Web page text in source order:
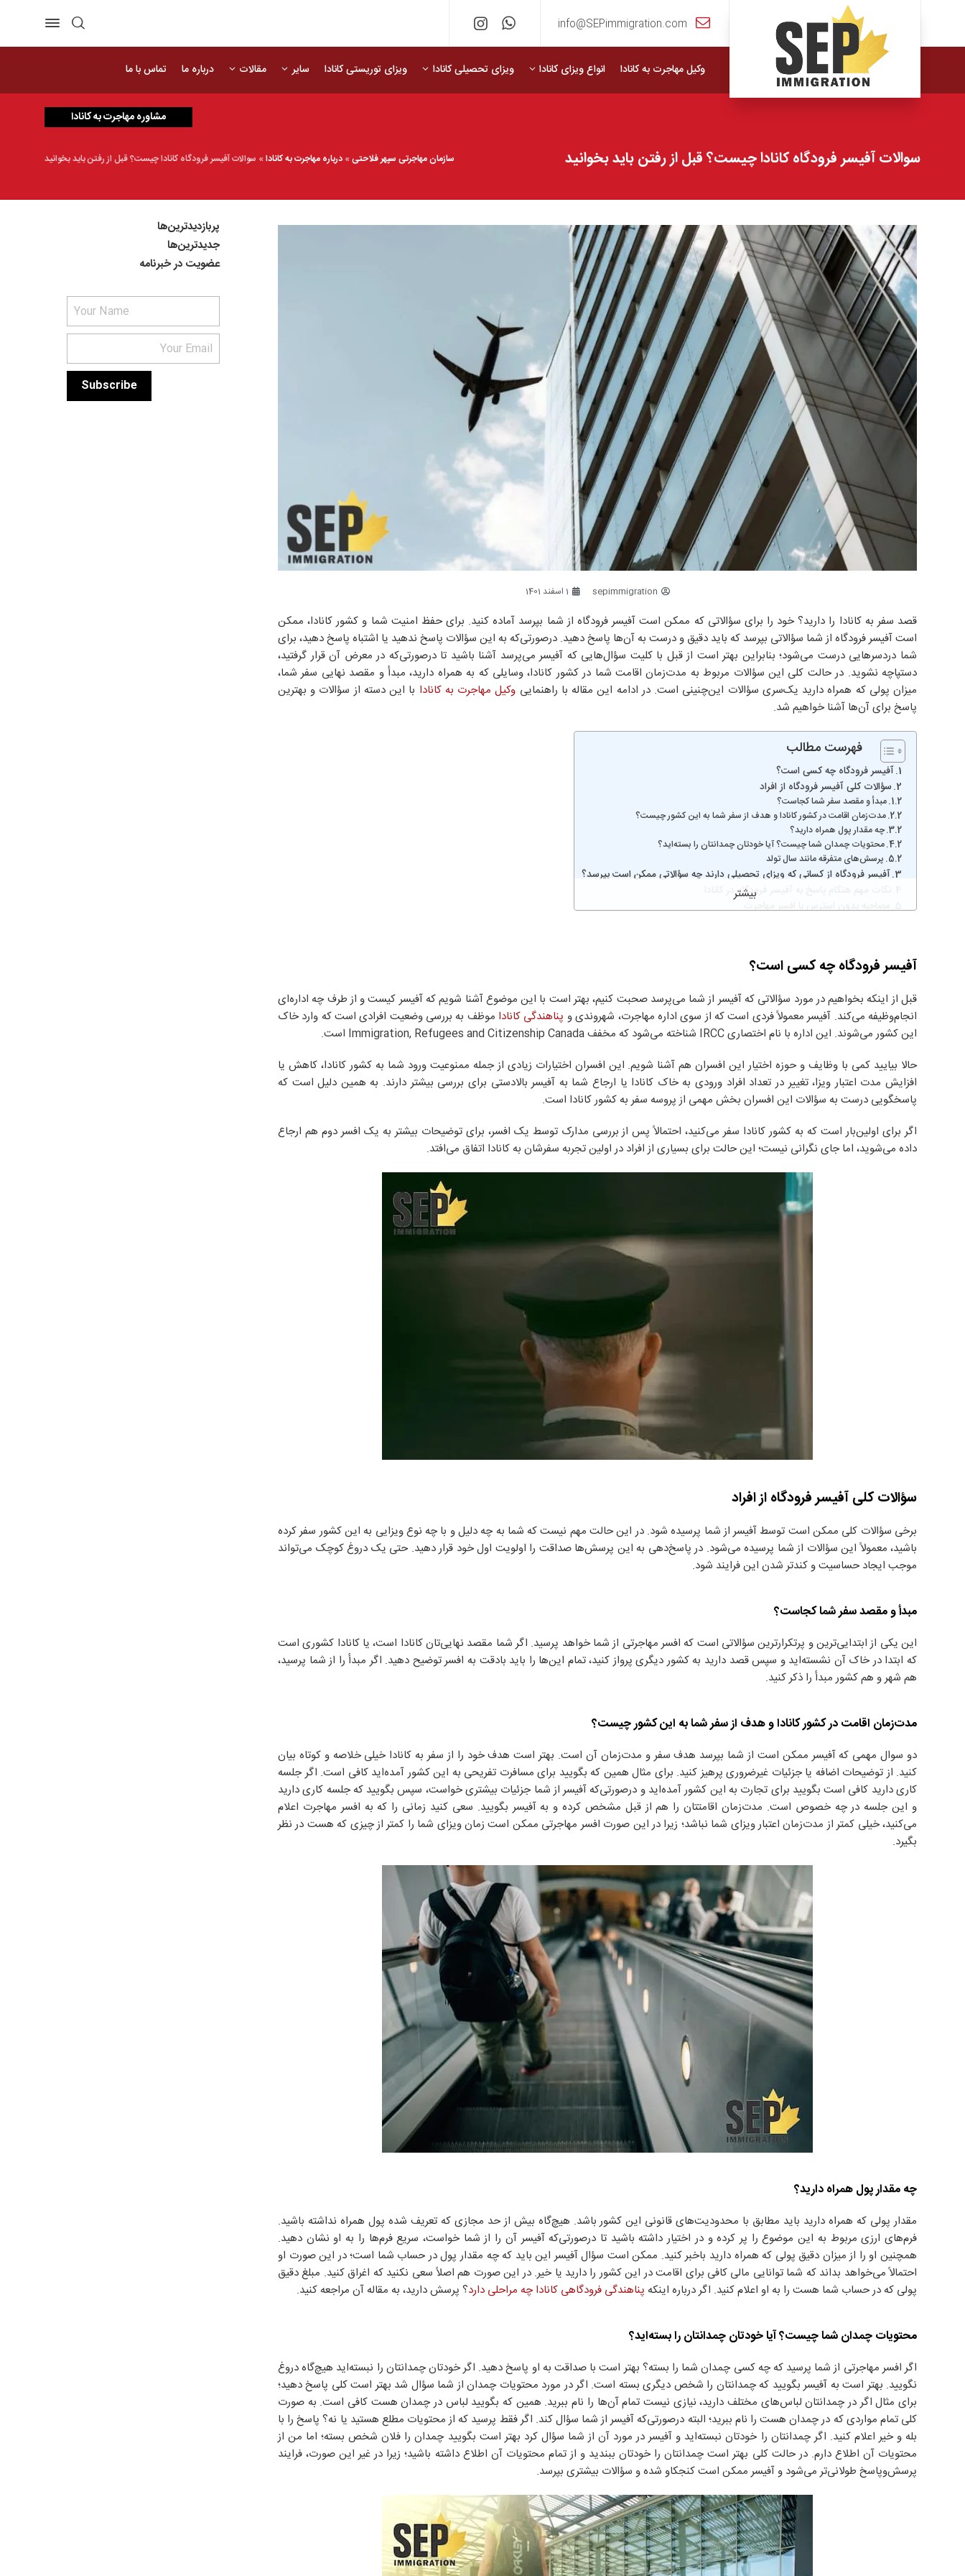
info@SEPimmigration.com
وکیل مهاجرت به کانادا انواع ویزای کانادا ویزای تحصیلی کانادا ویزای توریستی کانادا سایر مقالات درباره ما تماس با ما
مشاوره مهاجرت به کانادا
سوالات آفیسر فرودگاه کانادا چیست؟ قبل از رفتن باید بخوانید سازمان مهاجرتی سپهر فلاحتی» درباره مهاجرت به کانادا» سوالات آفیسر فرودگاه کانادا چیست؟ قبل از رفتن باید بخوانید
sepimmigration 1 اسفند 1401
قصد سفر به کانادا را دارید؟ خود را برای سؤالاتی که ممکن است آفیسر فرودگاه از شما بپرسد آماده کنید. برای حفظ امنیت شما و کشور کانادا، ممکن
است آفیسر فرودگاه از شما سؤالاتی بپرسد که باید دقیق و درست به آن‌ها پاسخ دهید. درصورتی‌که به این سؤالات پاسخ ندهید یا اشتباه پاسخ دهید، برای
شما دردسرهایی درست می‌شود؛ بنابراین بهتر است از قبل با کلیت سؤال‌هایی که آفیسر می‌پرسد آشنا باشید تا درصورتی‌که در معرض آن قرار گرفتید،
دستپاچه نشوید. در حالت کلی این سؤالات مربوط به مدت‌زمان اقامت شما در کشور کانادا، وسایلی که به همراه دارید، مبدأ و مقصد نهایی سفر شما،
میزان پولی که همراه دارید یک‌سری سؤالات این‌چنینی است. در ادامه این مقاله با راهنمایی وکیل مهاجرت به کانادا با این دسته از سؤالات و بهترین
پاسخ برای آن‌ها آشنا خواهیم شد.
فهرست مطالب
آفیسر فرودگاه چه کسی است؟
سؤالات کلی آفیسر فرودگاه از افراد
مبدأ و مقصد سفر شما کجاست؟
مدت‌زمان اقامت در کشور کانادا و هدف از سفر شما به این کشور چیست؟
چه مقدار پول همراه دارید؟
محتویات چمدان شما چیست؟ آیا خودتان چمدانتان را بسته‌اید؟
پرسش‌های متفرقه مانند سال تولد
آفیسر فرودگاه از کسانی که ویزای تحصیلی دارند چه سؤالاتی ممکن است بپرسد؟
نکات مهم هنگام پاسخ به آفیسر فرودگاه در کانادا
مصاحبه بدون استرس با افسر مهاجرت
آفیسر فرودگاه چه کسی است؟
قبل از اینکه بخواهیم در مورد سؤالاتی که آفیسر از شما می‌پرسد صحبت کنیم، بهتر است با این موضوع آشنا شویم که آفیسر کیست و از طرف چه اداره‌ای
انجام‌وظیفه می‌کند. آفیسر معمولاً فردی است که از سوی اداره مهاجرت، شهروندی و پناهندگی کانادا موظف به بررسی وضعیت افرادی است که وارد خاک
این کشور می‌شوند. این اداره با نام اختصاری IRCC شناخته می‌شود که مخفف Immigration, Refugees and Citizenship Canada است.
حالا بیایید کمی با وظایف و حوزه اختیار این افسران هم آشنا شویم. این افسران اختیارات زیادی از جمله ممنوعیت ورود شما به کشور کانادا، کاهش یا
افزایش مدت اعتبار ویزا، تغییر در تعداد افراد ورودی به خاک کانادا یا ارجاع شما به آفیسر بالادستی برای بررسی بیشتر دارند. به همین دلیل است که
پاسخگویی درست به سؤالات این افسران بخش مهمی از پروسه سفر به کشور کانادا است.
اگر برای اولین‌بار است که به کشور کانادا سفر می‌کنید، احتمالاً پس از بررسی مدارک توسط یک افسر، برای توضیحات بیشتر به یک افسر دوم هم ارجاع
داده می‌شوید، اما جای نگرانی نیست؛ این حالت برای بسیاری از افراد در اولین تجربه سفرشان به کانادا اتفاق می‌افتد.
سؤالات کلی آفیسر فرودگاه از افراد
برخی سؤالات کلی ممکن است توسط آفیسر از شما پرسیده شود. در این حالت مهم نیست که شما به چه دلیل و با چه نوع ویزایی به این کشور سفر کرده
باشید، معمولاً این سؤالات از شما پرسیده می‌شود. در پاسخ‌دهی به این پرسش‌ها صداقت را اولویت اول خود قرار دهید. حتی یک دروغ کوچک می‌تواند
موجب ایجاد حساسیت و کند‌تر شدن این فرایند شود.
مبدأ و مقصد سفر شما کجاست؟
این یکی از ابتدایی‌ترین و پرتکرارترین سؤالاتی است که افسر مهاجرتی از شما خواهد پرسید. اگر شما مقصد نهایی‌تان کانادا است، یا کانادا کشوری است
که ابتدا در خاک آن نشسته‌اید و سپس قصد دارید به کشور دیگری پرواز کنید، تمام این‌ها را باید بادقت به افسر توضیح دهید. اگر مبدأ را از شما پرسید،
هم شهر و هم کشور مبدأ را ذکر کنید.
مدت‌زمان اقامت در کشور کانادا و هدف از سفر شما به این کشور چیست؟
دو سوال مهمی که آفیسر ممکن است از شما بپرسد هدف سفر و مدت‌زمان آن است. بهتر است هدف خود را از سفر به کانادا خیلی خلاصه و کوتاه بیان
کنید. از توضیحات اضافه یا جزئیات غیرضروری پرهیز کنید. برای مثال همین که بگویید برای مسافرت تفریحی به این کشور آمده‌اید کافی است. اگر جلسه
کاری دارید کافی است بگویید برای تجارت به این کشور آمده‌اید و درصورتی‌که آفیسر از شما جزئیات بیشتری خواست، سپس بگویید که جلسه کاری دارید
و این جلسه در چه خصوص است. مدت‌زمان اقامتتان را هم از قبل مشخص کرده و به آفیسر بگویید. سعی کنید زمانی را که به افسر مهاجرت اعلام
می‌کنید، خیلی کمتر از مدت‌زمان اعتبار ویزای شما نباشد؛ زیرا در این صورت افسر مهاجرتی ممکن است زمان ویزای شما را کمتر از چیزی که هست در نظر
بگیرد.
چه مقدار پول همراه دارید؟
مقدار پولی که همراه دارید باید مطابق با محدودیت‌های قانونی این کشور باشد. هیچ‌گاه بیش از حد مجازی که تعریف شده پول همراه نداشته باشید.
فرم‌های ارزی مربوط به این موضوع را پر کرده و در اختیار داشته باشید تا درصورتی‌که آفیسر آن را از شما خواست، سریع فرم‌ها را به او نشان دهید.
همچنین او را از میزان دقیق پولی که همراه دارید باخبر کنید. ممکن است سؤال آفیسر این باید که چه مقدار پول در حساب شما است؛ در این صورت او
احتمالاً می‌خواهد بداند که شما توانایی مالی کافی برای اقامت در این کشور را دارید یا خیر. در این صورت هم اصلاً سعی نکنید که اغراق کنید. مبلغ دقیق
پولی که در حساب شما هست را به او اعلام کنید. اگر درباره اینکه پناهندگی فرودگاهی کانادا چه مراحلی دارد؟ پرسش دارید، به مقاله آن مراجعه کنید.
محتویات چمدان شما چیست؟ آیا خودتان چمدانتان را بسته‌اید؟
اگر افسر مهاجرتی از شما پرسید که چه کسی چمدان شما را بسته؟ بهتر است با صداقت به او پاسخ دهید. اگر خودتان چمدانتان را نبسته‌اید هیچ‌گاه دروغ
نگویید. بهتر است به آفیسر بگویید که چمدانتان را شخص دیگری بسته است. اگر در مورد محتویات چمدان از شما سؤال شد بهتر است کلی پاسخ دهید؛
برای مثال اگر در چمدانتان لباس‌های مختلف دارید، نیازی نیست تمام آن‌ها را نام ببرید. همین که بگویید لباس در چمدان هست کافی است. به صورت
کلی تمام مواردی که در چمدان هست را نام ببرید؛ البته درصورتی‌که آفیسر از شما سؤال کند. اگر فقط پرسید که از محتویات مطلع هستید یا نه؟ پاسخ را با
بله و خیر اعلام کنید. اگر چمدانتان را خودتان نبسته‌اید و آفیسر در مورد آن از شما سؤال کرد بهتر است بگویید چمدان را فلان شخص بسته؛ اما من از
محتویات آن اطلاع دارم. در حالت کلی بهتر است چمدانتان را خودتان ببندید و از تمام محتویات آن اطلاع داشته باشید؛ زیرا در غیر این صورت، فرایند
پرسش‌وپاسخ طولانی‌تر می‌شود و آفیسر ممکن است کنجکاو شده و سؤالات بیشتری بپرسد.
پربازدیدترین‌ها
جدیدترین‌ها
عضویت در خبرنامه